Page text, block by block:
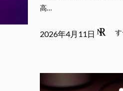
高…
2026年4月11日